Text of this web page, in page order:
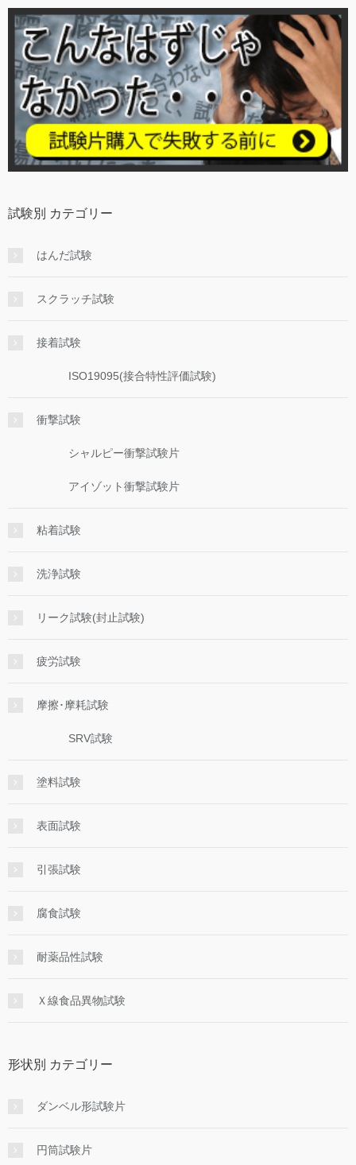
試験別 カテゴリー
はんだ試験
スクラッチ試験
接着試験
ISO19095(接合特性評価試験)
衝撃試験
シャルピー衝撃試験片
アイゾット衝撃試験片
粘着試験
洗浄試験
リーク試験(封止試験)
疲労試験
摩擦･摩耗試験
SRV試験
塗料試験
表面試験
引張試験
腐食試験
耐薬品性試験
Ｘ線食品異物試験
形状別 カテゴリー
ダンベル形試験片
円筒試験片